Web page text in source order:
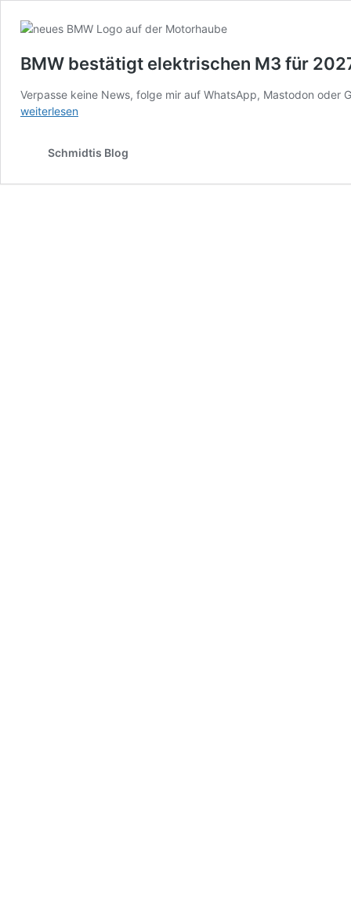
BMW bestätigt elektrischen M3 für
Verpasse keine News, folge mir auf WhatsApp, Mastodon
weiterlesen
Schmidtis Blog